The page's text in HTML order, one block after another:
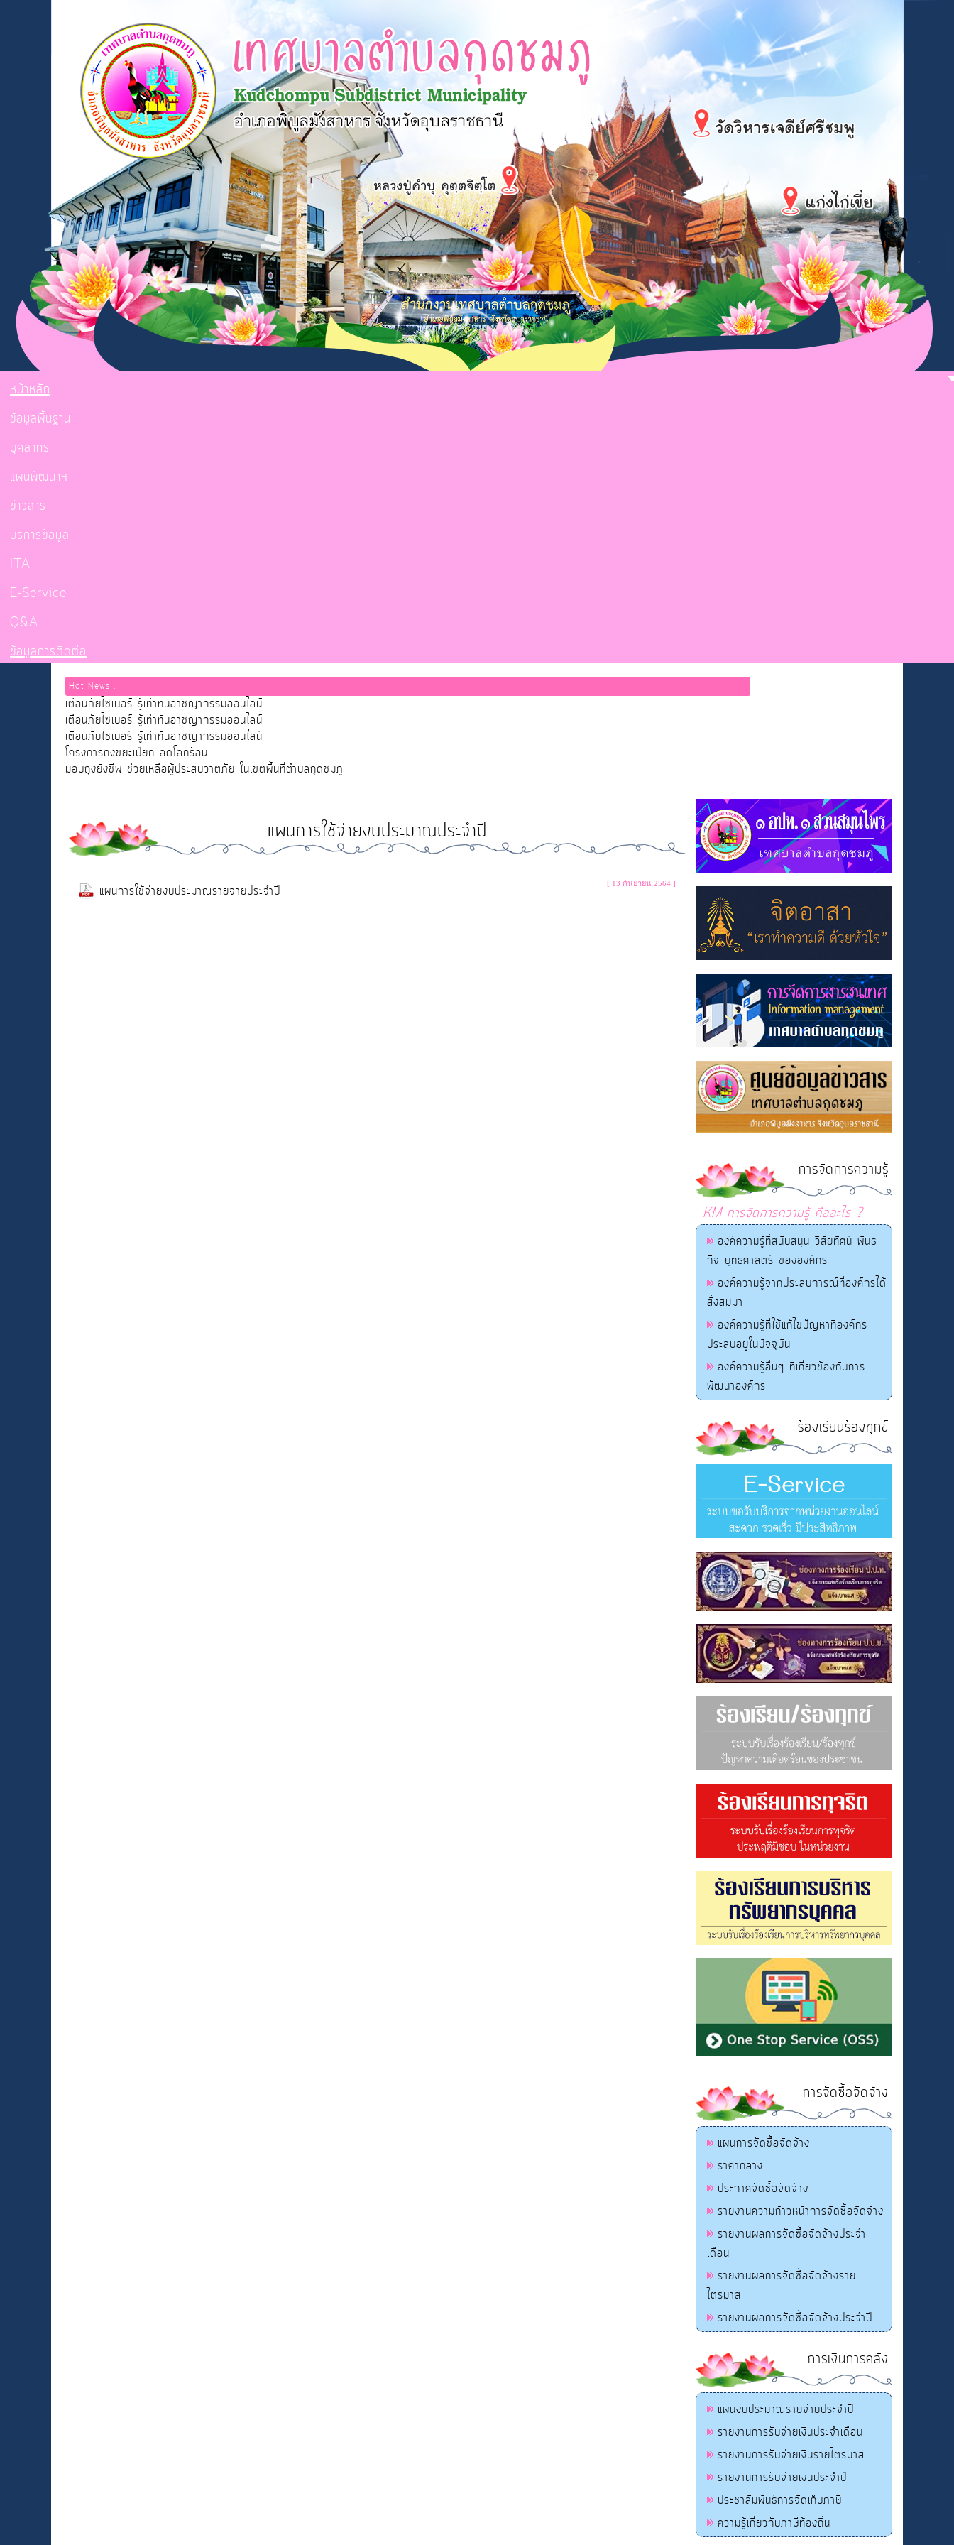
หน้าหลัก
ข้อมูลพื้นฐาน
บุคลากร
แผนพัฒนาฯ
ข่าวสาร
บริการข้อมูล
ITA
E-Service
Q&A
ข้อมูลการติดต่อ
Hot News :
เตือนภัยไซเบอร์ รู้เท่าทันอาชญากรรมออนไลน์
เตือนภัยไซเบอร์ รู้เท่าทันอาชญากรรมออนไลน์
เตือนภัยไซเบอร์ รู้เท่าทันอาชญากรรมออนไลน์
โครงการถังขยะเปียก ลดโลกร้อน
มอบถุงยังชีพ ช่วยเหลือผู้ประสบวาตภัย ในเขตพื้นที่ตำบลกุดชมภู
แผนการใช้จ่ายงบประมาณประจำปี
แผนการใช้จ่ายงบประมาณรายจ่ายประจำปี [ 13 กันยายน 2564 ]
การจัดการความรู้
KM การจัดการความรู้ คืออะไร ?
องค์ความรู้ที่สนับสนุน วิสัยทัศน์ พันธ
กิจ ยุทธศาสตร์ ขององค์กร
องค์ความรู้จากประสบการณ์ที่องค์กรได้
สั่งสมมา
องค์ความรู้ที่ใช้แก้ไขปัญหาที่องค์กร
ประสบอยู่ในปัจจุบัน
องค์ความรู้อื่นๆ ที่เกี่ยวข้องกับการ
พัฒนาองค์กร
ร้องเรียนร้องทุกข์
การจัดซื้อจัดจ้าง
แผนการจัดซื้อจัดจ้าง
ราคากลาง
ประกาศจัดซื้อจัดจ้าง
รายงานความก้าวหน้าการจัดซื้อจัดจ้าง
รายงานผลการจัดซื้อจัดจ้างประจำ
เดือน
รายงานผลการจัดซื้อจัดจ้างราย
ไตรมาส
รายงานผลการจัดซื้อจัดจ้างประจำปี
การเงินการคลัง
แผนงบประมาณรายจ่ายประจำปี
รายงานการรับจ่ายเงินประจำเดือน
รายงานการรับจ่ายเงินรายไตรมาส
รายงานการรับจ่ายเงินประจำปี
ประชาสัมพันธ์การจัดเก็บภาษี
ความรู้เกี่ยวกับภาษีท้องถิ่น